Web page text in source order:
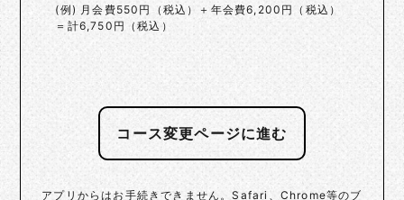
(例) 月会費550円（税込）＋年会費6,200円（税込）
＝計6,750円（税込）
コース変更ページに進む
アプリからはお手続きできません。Safari、Chrome等のブ